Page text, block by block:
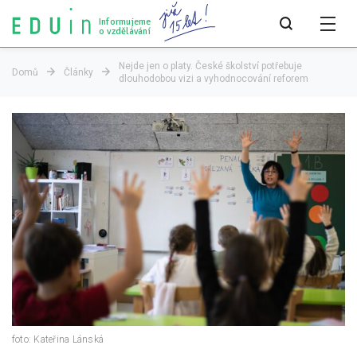
Informujeme
o vzdělávání
Všechny články
Týdeník bEDUin
Analýzy
Audit vzdělávacího systému
Všechny analýzy
Pro média
Tiskové zprávy
Domů Články
Nejde jen o platy. České školství potřebuje
dlouhodobou vizi a vyhodnocování reforem
foto: Kateřina Lánská